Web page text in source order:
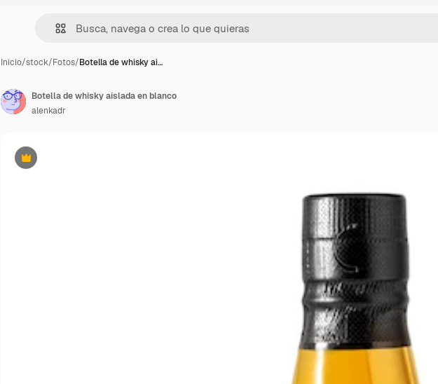
Inicio/stock/Fotos/Botella de whisky ai…
Premium
Botella de whisky aislada en blanco
alenkadr